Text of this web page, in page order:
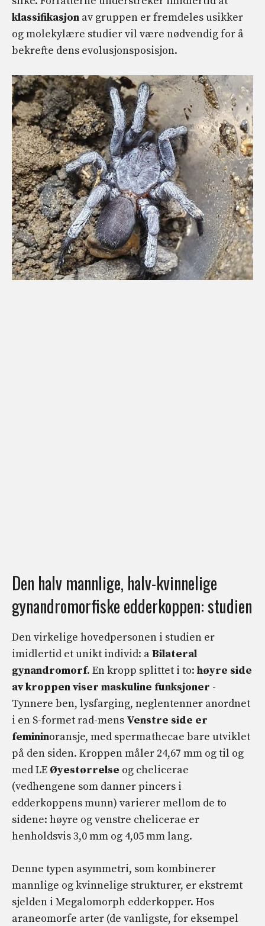
klassifikasjon av gruppen er fremdeles usikker
og molekylære studier vil være nødvendig for å
bekrefte dens evolusjonsposisjon.
Den halv mannlige, halv-kvinnelige
gynandromorfiske edderkoppen: studien
Den virkelige hovedpersonen i studien er
imidlertid et unikt individ: aBilateral
gynandromorf. En kropp splittet i to: høyre side
av kroppen viser maskuline funksjoner -
Tynnere ben, lysfarging, neglentenner anordnet
i en S-formet rad-mens Venstre side er
femininoransje, med spermathecae bare utviklet
på den siden. Kroppen måler 24,67 mm og til og
med LE Øyestørrelse og chelicerae
(vedhengene som danner pincers i
edderkoppens munn) varierer mellom de to
sidene: høyre og venstre chelicerae er
henholdsvis 3,0 mm og 4,05 mm lang.
Denne typen asymmetri, som kombinerer
mannlige og kvinnelige strukturer, er ekstremt
sjelden i Megalomorph edderkopper. Hos
araneomorfe arter (de vanligste, for eksempel